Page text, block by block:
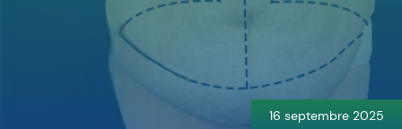
16 septembre 2025
Navigation